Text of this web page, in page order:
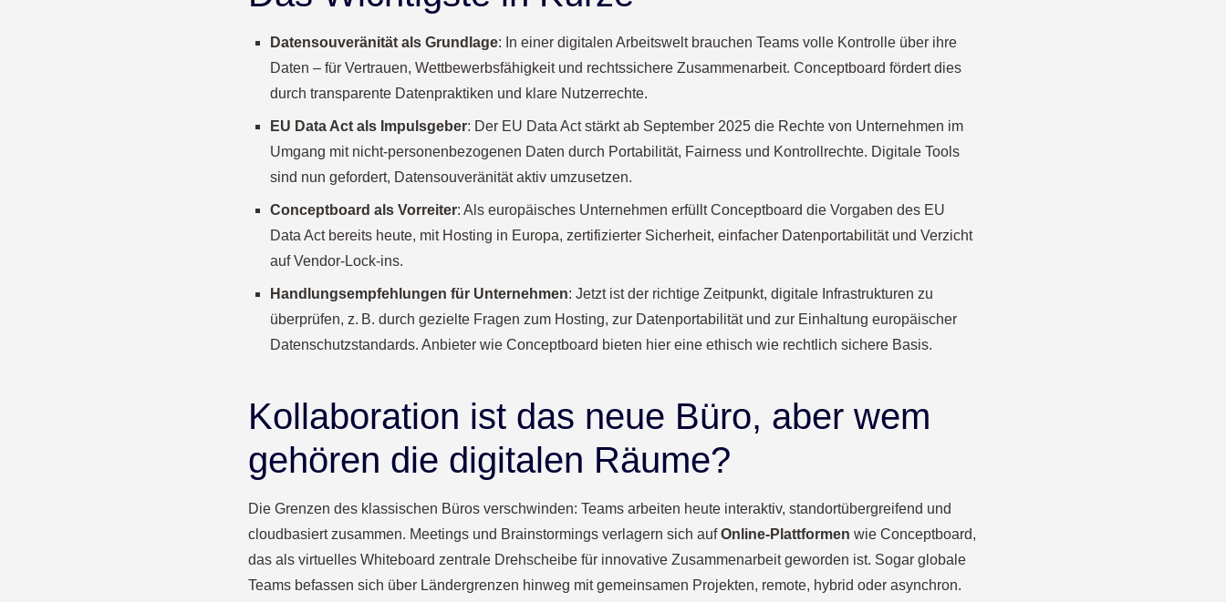
Datensouveränität als Grundlage: In einer digitalen Arbeitswelt brauchen Teams volle Kontrolle über ihre
Daten – für Vertrauen, Wettbewerbsfähigkeit und rechtssichere Zusammenarbeit. Conceptboard fördert dies
durch transparente Datenpraktiken und klare Nutzerrechte.
EU Data Act als Impulsgeber: Der EU Data Act stärkt ab September 2025 die Rechte von Unternehmen im
Umgang mit nicht-personenbezogenen Daten durch Portabilität, Fairness und Kontrollrechte. Digitale Tools
sind nun gefordert, Datensouveränität aktiv umzusetzen.
Conceptboard als Vorreiter: Als europäisches Unternehmen erfüllt Conceptboard die Vorgaben des EU
Data Act bereits heute, mit Hosting in Europa, zertifizierter Sicherheit, einfacher Datenportabilität und Verzicht
auf Vendor-Lock-ins.
Handlungsempfehlungen für Unternehmen: Jetzt ist der richtige Zeitpunkt, digitale Infrastrukturen zu
überprüfen, z. B. durch gezielte Fragen zum Hosting, zur Datenportabilität und zur Einhaltung europäischer
Datenschutzstandards. Anbieter wie Conceptboard bieten hier eine ethisch wie rechtlich sichere Basis.
Kollaboration ist das neue Büro, aber wem
gehören die digitalen Räume?
Die Grenzen des klassischen Büros verschwinden: Teams arbeiten heute interaktiv, standortübergreifend und
cloudbasiert zusammen. Meetings und Brainstormings verlagern sich aufOnline-Plattformen wie Conceptboard,
das als virtuelles Whiteboard zentrale Drehscheibe für innovative Zusammenarbeit geworden ist. Sogar globale
Teams befassen sich über Ländergrenzen hinweg mit gemeinsamen Projekten, remote, hybrid oder asynchron.